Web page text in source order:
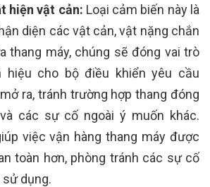
hiện vật cản: Loại cảm biến này là
diện các vật cản, vật nặng chắn
thang máy, chúng sẽ đóng vai trò
hiệu cho bộ điều khiển yêu cầu
ra, tránh trường hợp thang đóng
các sự cố ngoài ý muốn khác.
việc vận hàng thang máy được
toàn hơn, phòng tránh các sự cố
dụng.